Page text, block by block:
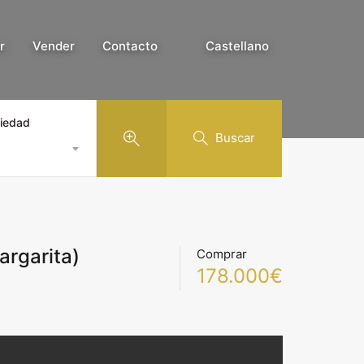
Vender Contacto Castellano
Buscar
Comprar
178.000€